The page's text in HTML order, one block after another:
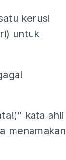
kerusi
untuk
kata ahli
menamakan